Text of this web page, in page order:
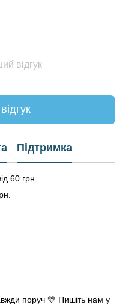
відгук
Підтримка
60 грн.
поруч 💛 Пишіть нам у